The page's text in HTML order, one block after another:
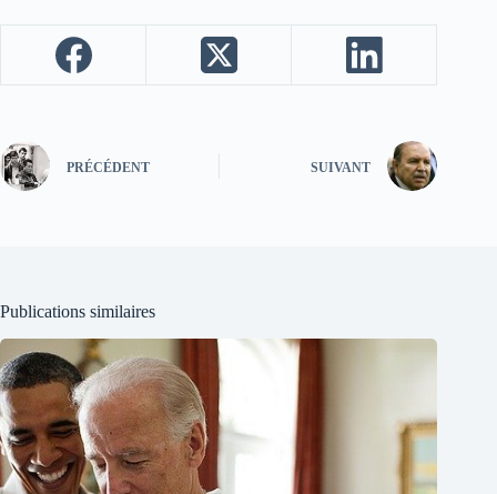
PRÉCÉDENT SUIVANT
Publications similaires